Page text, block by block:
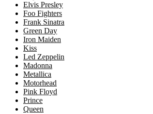
Elvis Presley
Foo Fighters
Frank Sinatra
Green Day
Iron Maiden
Kiss
Led Zeppelin
Madonna
Metallica
Motorhead
Pink Floyd
Prince
Queen